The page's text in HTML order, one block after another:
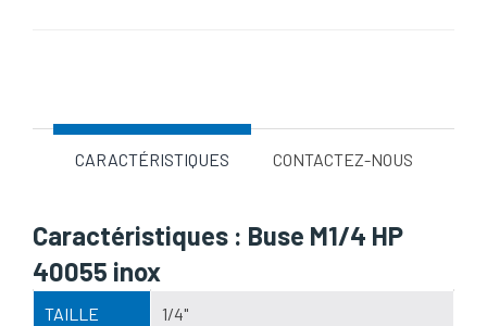
CARACTÉRISTIQUES CONTACTEZ-NOUS
Caractéristiques : Buse M1/4 HP
40055 inox
TAILLE 1/4"